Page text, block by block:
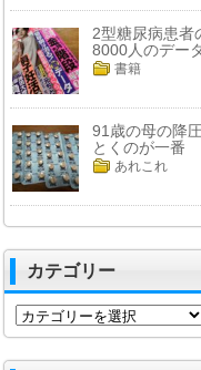
2型糖尿病患者
8000人のデー
書籍
91歳の母の降
とくのが一番
あれこれ
カテゴリー
カ